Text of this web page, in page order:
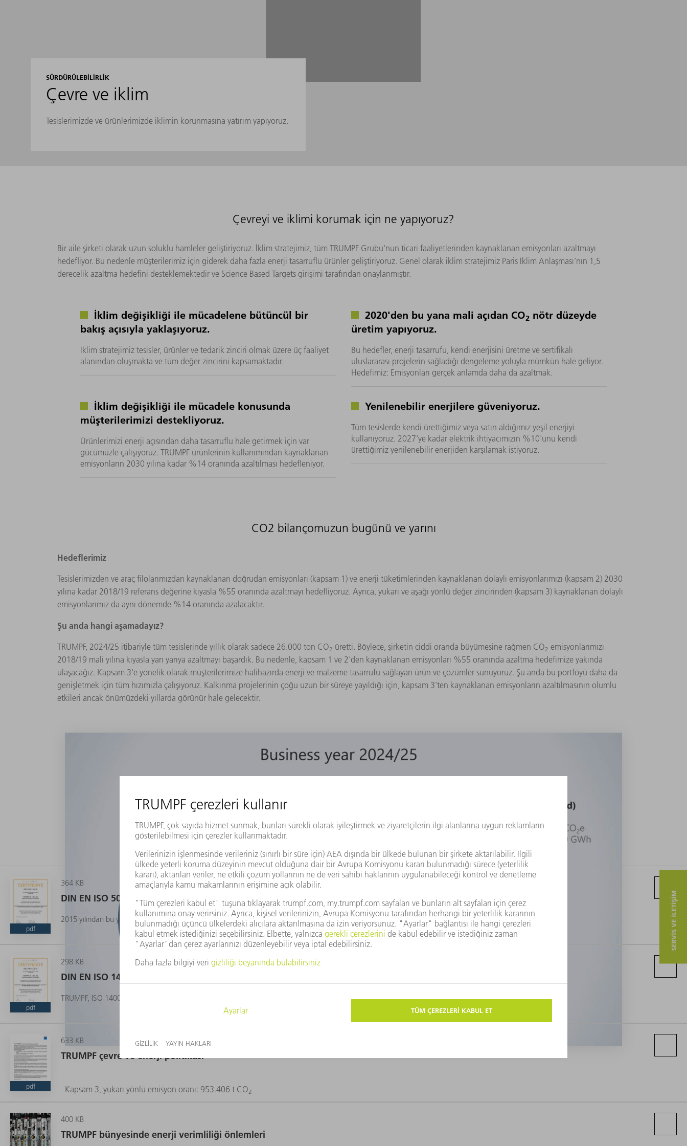
SÜRDÜRÜLEBILIRLIK
Çevre ve iklim
Tesislerimizde ve ürünlerimizde iklimin korunmasına yatırım yapıyoruz.
Çevreyi ve iklimi korumak için ne yapıyoruz?
Bir aile şirketi olarak uzun soluklu hamleler geliştiriyoruz. İklim stratejimiz, tüm TRUMPF Grubu'nun ticari faaliyetlerinden kaynaklanan emisyonları azaltmayı
hedefliyor. Bu nedenle müşterilerimiz için giderek daha fazla enerji tasarruflu ürünler geliştiriyoruz. Genel olarak iklim stratejimiz Paris İklim Anlaşması'nın 1,5
derecelik azaltma hedefini desteklemektedir ve Science Based Targets girişimi tarafından onaylanmıştır.
İklim değişikliği ile mücadelene bütüncül bir
bakış açısıyla yaklaşıyoruz.
İklim stratejimiz tesisler, ürünler ve tedarik zinciri olmak üzere üç faaliyet
alanından oluşmakta ve tüm değer zincirini kapsamaktadır.
2020'den bu yana mali açıdan CO2 nötr düzeyde
üretim yapıyoruz.
Bu hedefler, enerji tasarrufu, kendi enerjisini üretme ve sertifikalı
uluslararası projelerin sağladığı dengeleme yoluyla mümkün hale geliyor.
Hedefimiz: Emisyonları gerçek anlamda daha da azaltmak.
İklim değişikliği ile mücadele konusunda
müşterilerimizi destekliyoruz.
Ürünlerimizi enerji açısından daha tasarruflu hale getirmek için var
gücümüzle çalışıyoruz. TRUMPF ürünlerinin kullanımından kaynaklanan
emisyonların 2030 yılına kadar %14 oranında azaltılması hedefleniyor.
Yenilenebilir enerjilere güveniyoruz.
Tüm tesislerde kendi ürettiğimiz veya satın aldığımız yeşil enerjiyi
kullanıyoruz. 2027'ye kadar elektrik ihtiyacımızın %10'unu kendi
ürettiğimiz yenilenebilir enerjiden karşılamak istiyoruz.
CO2 bilançomuzun bugünü ve yarını
Hedeflerimiz
Tesislerimizden ve araç filolarımızdan kaynaklanan doğrudan emisyonları (kapsam 1) ve enerji tüketimlerinden kaynaklanan dolaylı emisyonlarımızı (kapsam 2) 2030
yılına kadar 2018/19 referans değerine kıyasla %55 oranında azaltmayı hedefliyoruz. Ayrıca, yukarı ve aşağı yönlü değer zincirinden (kapsam 3) kaynaklanan dolaylı
emisyonlarımız da aynı dönemde %14 oranında azalacaktır.
Şu anda hangi aşamadayız?
TRUMPF, 2024/25 itibariyle tüm tesislerinde yıllık olarak sadece 26.000 ton CO2 üretti. Böylece, şirketin ciddi oranda büyümesine rağmen CO2 emisyonlarımızı
2018/19 mali yılına kıyasla yarı yarıya azaltmayı başardık. Bu nedenle, kapsam 1 ve 2'den kaynaklanan emisyonları %55 oranında azaltma hedefimize yakında
ulaşacağız. Kapsam 3'e yönelik olarak müşterilerimize halihazırda enerji ve malzeme tasarrufu sağlayan ürün ve çözümler sunuyoruz. Şu anda bu portföyü daha da
genişletmek için tüm hızımızla çalışıyoruz. Kalkınma projelerinin çoğu uzun bir süreye yayıldığı için, kapsam 3'ten kaynaklanan emisyonların azaltılmasının olumlu
etkileri ancak önümüzdeki yıllarda görünür hale gelecektir.
Kapsam 3, yukarı yönlü emisyon oranı: 953.406 t CO2
pdf
364 KB
DIN EN ISO 50001 uyarınca sertifikasyon
2015 yılından bu yana TRUMPF, ISO 50001 uyarınca grup düzeyinde bir enerji yönetimi sistemi yürütmektedir.
pdf
298 KB
DIN EN ISO 14001 uyarınca sertifikasyon
TRUMPF, ISO 14001 sertifikalı bir çevre yönetim sistemiyle ilerlemektedir.
pdf
633 KB
TRUMPF çevre ve enerji politikası
400 KB
TRUMPF bünyesinde enerji verimliliği önlemleri
SERVIS VE ILETIŞIM